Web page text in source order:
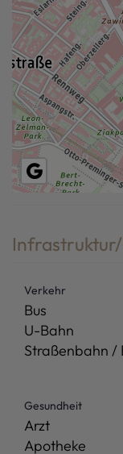
Verkehr
Bus
U-Bahn
Straßenbahn /
Gesundheit
Arzt
Apotheke